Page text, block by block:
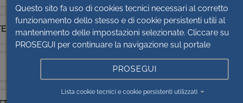
DI CONTROLLO - PRESTAZIONI ALTRO ACCESSO
Questo sito fa uso di cookies tecnici necessari al corretto
funzionamento dello stesso e di cookie persistenti utili al
mantenimento delle impostazioni selezionate. Cliccare su
PROSEGUI per continuare la navigazione sul portale
PROSEGUI
Lista cookie tecnici e cookie persistenti utilizzati